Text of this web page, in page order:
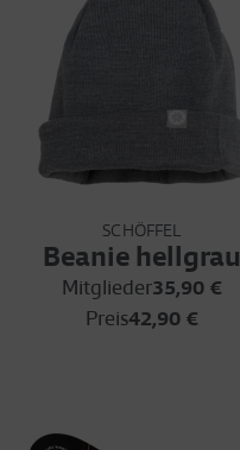
SCHÖFFEL
Beanie hellgrau
Mitglieder35,90 €
Preis42,90 €